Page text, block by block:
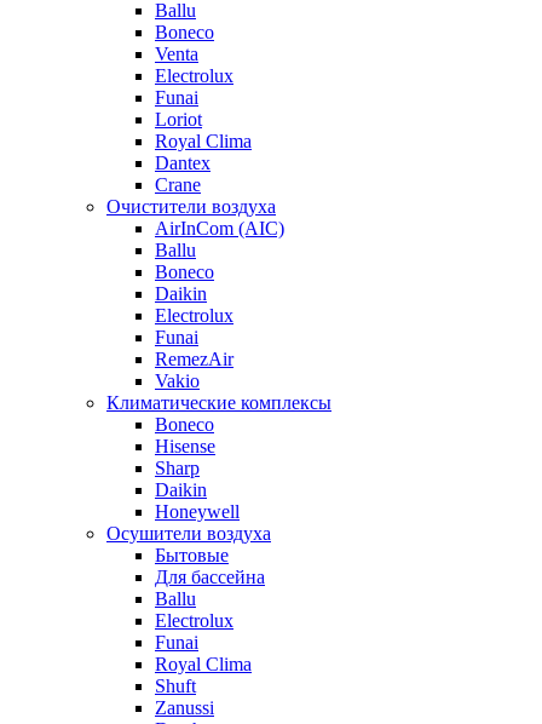
Ballu
Boneco
Venta
Electrolux
Funai
Loriot
Royal Clima
Dantex
Crane
Очистители воздуха
AirInCom (AIC)
Ballu
Boneco
Daikin
Electrolux
Funai
RemezAir
Vakio
Климатические комплексы
Boneco
Hisense
Sharp
Daikin
Honeywell
Осушители воздуха
Бытовые
Для бассейна
Ballu
Electrolux
Funai
Royal Clima
Shuft
Zanussi